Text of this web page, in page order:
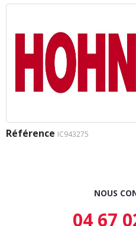
Référence IC943275
NOUS
04 67